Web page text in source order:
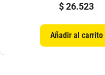
$26.523
Añadir al carrito